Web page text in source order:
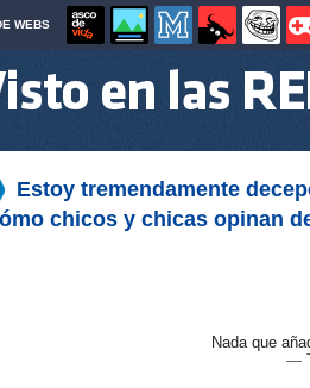
WEBS
Estoy tremendamente
chicos y chicas opinan
Nada que
—